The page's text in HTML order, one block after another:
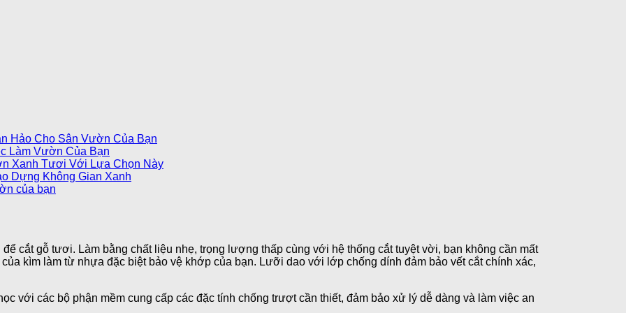
Hảo Cho Sân Vườn Của Bạn
Làm Vườn Của Bạn
Xanh Tươi Với Lựa Chọn Này
Dựng Không Gian Xanh
của bạn
cắt gỗ tươi. Làm bằng chất liệu nhẹ, trọng lượng thấp cùng với hệ thống cắt tuyệt vời, bạn không cần mất
kìm làm từ nhựa đặc biệt bảo vệ khớp của bạn. Lưỡi dao với lớp chống dính đảm bảo vết cắt chính xác,
với các bộ phận mềm cung cấp các đặc tính chống trượt cần thiết, đảm bảo xử lý dễ dàng và làm việc an